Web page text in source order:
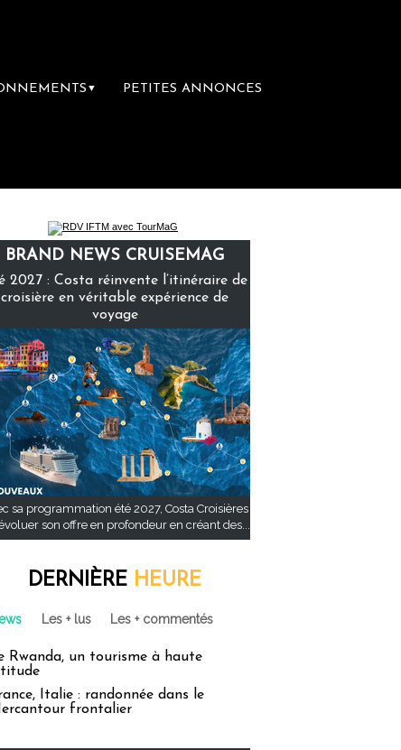
▼ PETITES ANNONCES
librairie du voyage
BRAND NEWS CRUISEMAG
2027 : Costa réinvente l’itinéraire de
croisière en véritable expérience de
voyage
sa programmation été 2027, Costa Croisières
son offre en profondeur en créant des...
DERNIÈRE HEURE
Les + lus Les + commentés
Rwanda, un tourisme à haute
Italie : randonnée dans le
frontalier